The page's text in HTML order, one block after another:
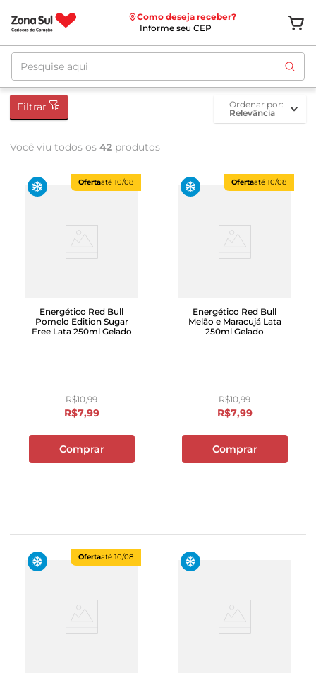
Como deseja receber?
Informe seu CEP
Pesquise aqui
Filtrar
ordenar por
Relevância
Você viu todos os 42 produtos
Ofertaaté 10/08
Energético Red Bull
Pomelo Edition Sugar
Free Lata 250ml Gelado
R$10,99
R$7,99
Comprar
Ofertaaté 10/08
Energético Red Bull
Melão e Maracujá Lata
250ml Gelado
R$10,99
R$7,99
Comprar
Ofertaaté 10/08